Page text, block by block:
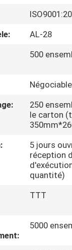
AL-28
500
Négociable
250
le carton
5 jours
réception
quantité)
TTT
5000